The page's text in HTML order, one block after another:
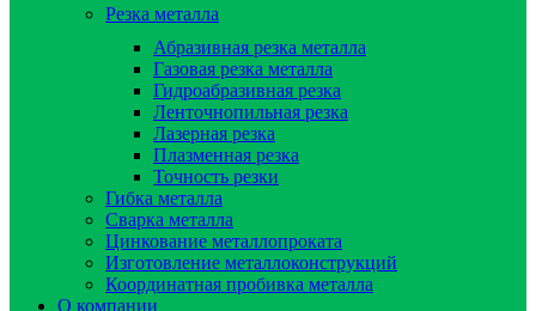
Резка металла
Абразивная резка металла
Газовая резка металла
Гидроaбразивная резка
Ленточнопильная резка
Лазерная резка
Плазменная резка
Точность резки
Гибка металла
Сварка металла
Цинкование металлопроката
Изготовление металлоконструкций
Координатная пробивка металла
О компании